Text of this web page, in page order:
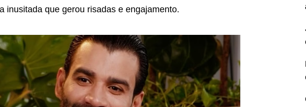
inusitada que gerou risadas e engajamento.